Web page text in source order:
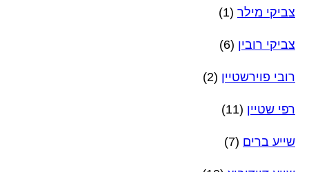
צביקי מילר (1)
צביקי רובין (6)
רובי פוירשטיין (2)
רפי שטיין (11)
שייע ברים (7)